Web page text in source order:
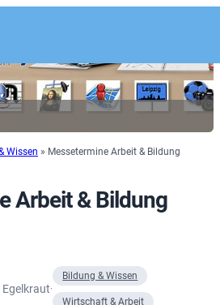
Wissen » Messetermine Arbeit & Bildung
Arbeit & Bildung
Egelkraut·
Bildung & Wissen
Wirtschaft & Arbeit